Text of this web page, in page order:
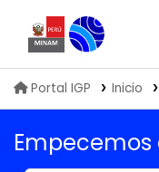
Portal IGP Inicio
Empecemos